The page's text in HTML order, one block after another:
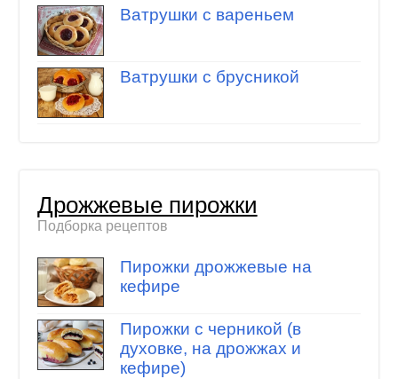
Ватрушки с вареньем
Ватрушки с брусникой
Дрожжевые пирожки
Подборка рецептов
Пирожки дрожжевые на
кефире
Пирожки с черникой (в
духовке, на дрожжах и
кефире)